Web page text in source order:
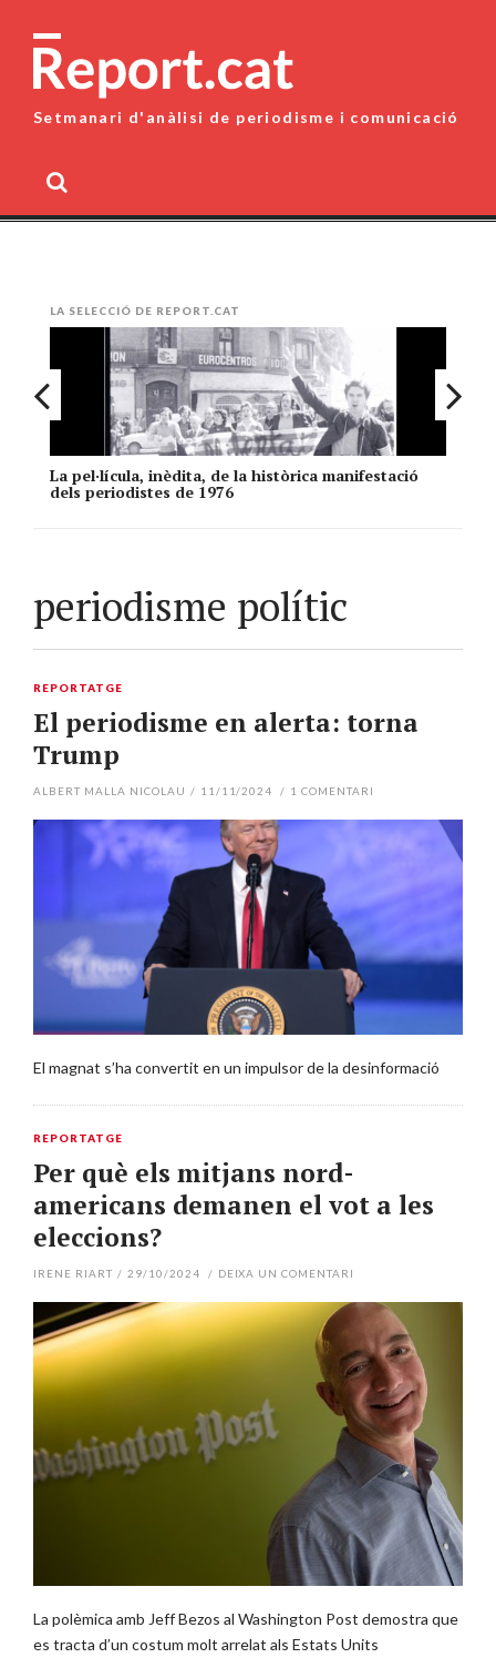
content
Setmanari d'anàlisi de periodisme i comunicació
LA SELECCIÓ DE REPORT.CAT
La pel·lícula, inèdita, de la històrica manifestació
dels periodistes de 1976
periodisme polític
REPORTATGE
El periodisme en alerta: torna
Trump
ALBERT MALLA NICOLAU / 11/11/2024 / 1 COMENTARI
El magnat s’ha convertit en un impulsor de la desinformació
REPORTATGE
Per què els mitjans nord-
americans demanen el vot a les
eleccions?
IRENE RIART / 29/10/2024 / DEIXA UN COMENTARI
La polèmica amb Jeff Bezos al Washington Post demostra que
es tracta d’un costum molt arrelat als Estats Units